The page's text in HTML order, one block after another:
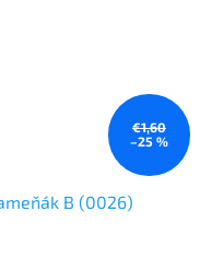
€1,60
–25 %
B (0026)